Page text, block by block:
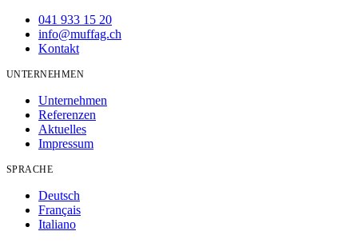
041 933 15 20
info@muffag.ch
Kontakt
UNTERNEHMEN
Unternehmen
Referenzen
Aktuelles
Impressum
SPRACHE
Deutsch
Français
Italiano